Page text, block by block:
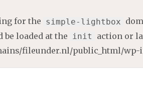
for the simple-lightbox
loaded at the init action or
fileunder.nl/public_html/